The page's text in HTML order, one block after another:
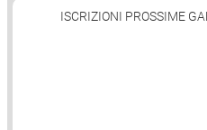
ISCRIZIONI PROSSIME